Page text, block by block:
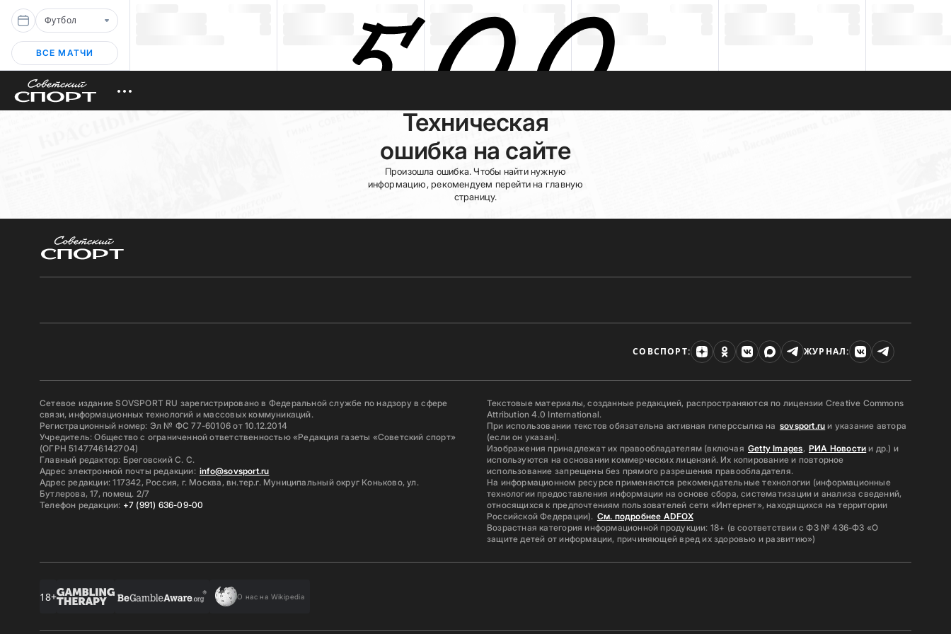
Футбол
ВСЕ МАТЧИ
Техническая
ошибка на сайте
Произошла ошибка. Чтобы найти нужную
информацию, рекомендуем перейти на главную
страницу.
СОВСПОРТ: ЖУРНАЛ:
Сетевое издание SOVSPORT RU зарегистрировано в Федеральной службе по надзору в сфере
связи, информационных технологий и массовых коммуникаций.
Регистрационный номер: Эл № ФС 77-60106 от 10.12.2014
Учредитель: Общество с ограниченной ответственностью «Редакция газеты «Советский спорт»
(ОГРН 5147746142704)
Главный редактор: Бреговский С. С.
Адрес электронной почты редакции: info@sovsport.ru
Адрес редакции: 117342, Россия, г. Москва, вн.тер.г. Муниципальный округ Коньково, ул.
Бутлерова, 17, помещ. 2/7
Телефон редакции: +7 (991) 636-09-00
Текстовые материалы, созданные редакцией, распространяются по лицензии Creative Commons
Attribution 4.0 International.
При использовании текстов обязательна активная гиперссылка на sovsport.ru и указание автора
(если он указан).
Изображения принадлежат их правообладателям (включая Getty Images, РИА Новости и др.) и
используются на основании коммерческих лицензий. Их копирование и повторное
использование запрещены без прямого разрешения правообладателя.
На информационном ресурсе применяются рекомендательные технологии (информационные
технологии предоставления информации на основе сбора, систематизации и анализа сведений,
относящихся к предпочтениям пользователей сети «Интернет», находящихся на территории
Российской Федерации). См. подробнее ADFOX
Возрастная категория информационной продукции: 18+ (в соответствии с ФЗ № 436-ФЗ «О
защите детей от информации, причиняющей вред их здоровью и развитию»)
18+ О нас на Wikipedia